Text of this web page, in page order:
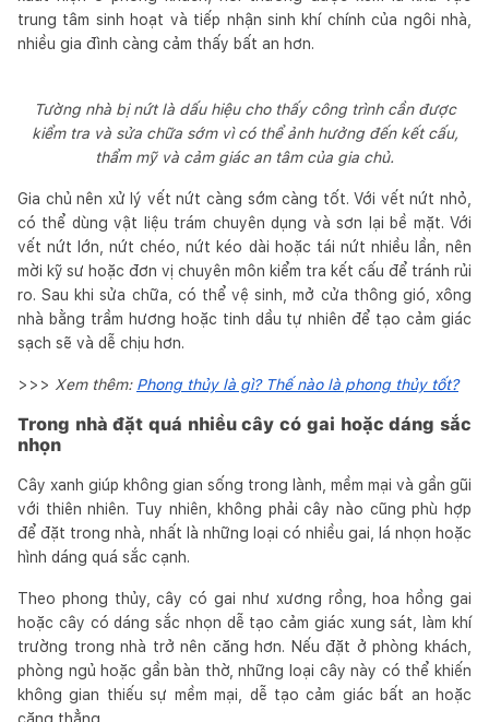
trung tâm sinh hoạt và tiếp nhận sinh khí chính của ngôi nhà,
nhiều gia đình càng cảm thấy bất an hơn.
Tường nhà bị nứt là dấu hiệu cho thấy công trình cần được
kiểm tra và sửa chữa sớm vì có thể ảnh hưởng đến kết cấu,
thẩm mỹ và cảm giác an tâm của gia chủ.
Gia chủ nên xử lý vết nứt càng sớm càng tốt. Với vết nứt nhỏ,
có thể dùng vật liệu trám chuyên dụng và sơn lại bề mặt. Với
vết nứt lớn, nứt chéo, nứt kéo dài hoặc tái nứt nhiều lần, nên
mời kỹ sư hoặc đơn vị chuyên môn kiểm tra kết cấu để tránh rủi
ro. Sau khi sửa chữa, có thể vệ sinh, mở cửa thông gió, xông
nhà bằng trầm hương hoặc tinh dầu tự nhiên để tạo cảm giác
sạch sẽ và dễ chịu hơn.
>>> Xem thêm: Phong thủy là gì? Thế nào là phong thủy tốt?
Trong nhà đặt quá nhiều cây có gai hoặc dáng sắc
nhọn
Cây xanh giúp không gian sống trong lành, mềm mại và gần gũi
với thiên nhiên. Tuy nhiên, không phải cây nào cũng phù hợp
để đặt trong nhà, nhất là những loại có nhiều gai, lá nhọn hoặc
hình dáng quá sắc cạnh.
Theo phong thủy, cây có gai như xương rồng, hoa hồng gai
hoặc cây có dáng sắc nhọn dễ tạo cảm giác xung sát, làm khí
trường trong nhà trở nên căng hơn. Nếu đặt ở phòng khách,
phòng ngủ hoặc gần bàn thờ, những loại cây này có thể khiến
không gian thiếu sự mềm mại, dễ tạo cảm giác bất an hoặc